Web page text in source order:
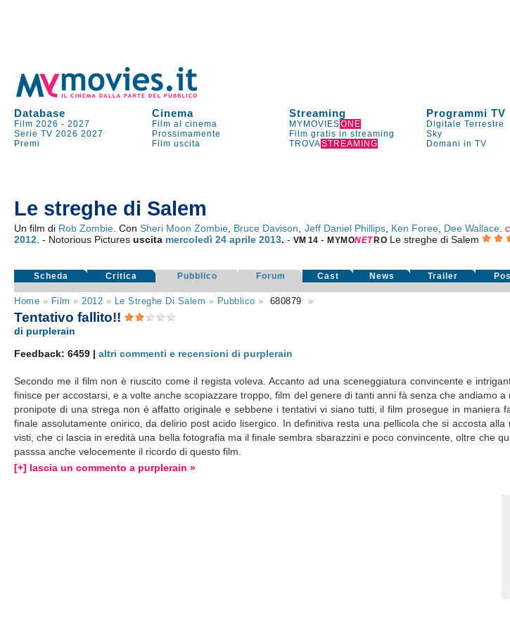
Database Cinema Streaming Programmi TV
Film 2026 -2027 Film al cinema MYMOVIESONE Digitale Terrestre
Serie TV 2026 2027 Prossimamente Film gratis in streaming Sky
Premi
Film uscita TROVASTREAMING Domani in TV
Le streghe di Salem
Un film di Rob Zombie . ConSheri Moon Zombie Bruce Davison Jeff Daniel Phillips, Ken Foree, Dee Wallace.
2012 . - Notorious Picturesuscita mercoledì 24 aprile 2013.-VM 14 -MYMONET RO Le streghe di Salem
Scheda Critica Pubblico Forum Cast News Trailer
Home » Film » 2012 » Le Streghe Di Salem » Pubblico » 680879 »
Tentativo fallito!!
di purplerain
Feedback: 6459 |altri commenti e recensioni di purplerain
Secondo me il film non è riuscito come il regista voleva. Accanto ad una sceneggiatura convincente e
finisce per accostarsi, e a volte anche scopiazzare troppo, film del genere di tanti anni fà senza che andiamo
pronipote di una strega non è affatto originale e sebbene i tentativi vi siano tutti, il film prosegue in maniera
finale assolutamente onirico, da delirio post acido lisergico. In definitiva resta una pellicola che si accosta
visti, che ci lascia in eredità una bella fotografia ma il finale sembra sbarazzini e poco convincente, oltre che
passsa anche velocemente il ricordo di questo film.
[+] lascia un commento a purplerain »